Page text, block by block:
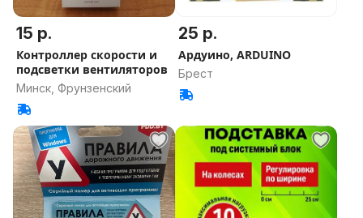
15 р.
Контроллер скорости и
подсветки вентиляторов
Минск, Фрунзенский
25 р.
Ардуино, ARDUINO
Брест